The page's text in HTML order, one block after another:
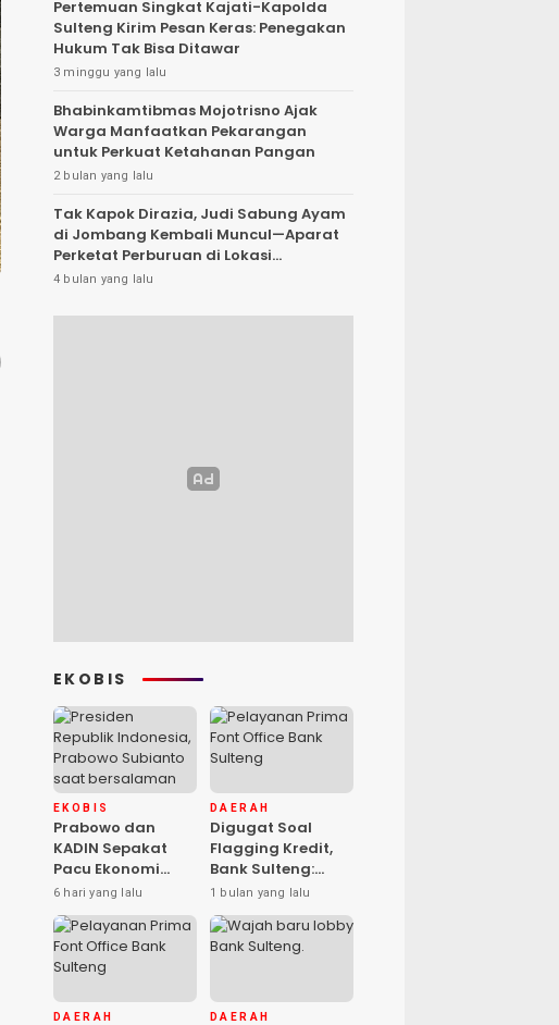
Pertemuan Singkat Kajati-Kapolda
Sulteng Kirim Pesan Keras: Penegakan
Hukum Tak Bisa Ditawar
3 minggu yang lalu
Bhabinkamtibmas Mojotrisno Ajak
Warga Manfaatkan Pekarangan
untuk Perkuat Ketahanan Pangan
2 bulan yang lalu
Tak Kapok Dirazia, Judi Sabung Ayam
di Jombang Kembali Muncul—Aparat
Perketat Perburuan di Lokasi
Tersembunyi
4 bulan yang lalu
EKOBIS
EKOBIS
Prabowo dan
KADIN Sepakat
Pacu Ekonomi
Nasional, Gufran
Ahmad: Sulteng
Siap Ambil Peran
6 hari yang lalu
DAERAH
Digugat Soal
Flagging Kredit,
Bank Sulteng:
Kebijakan Berlaku
untuk Seluruh
Debitur ASN
1 bulan yang lalu
DAERAH DAERAH